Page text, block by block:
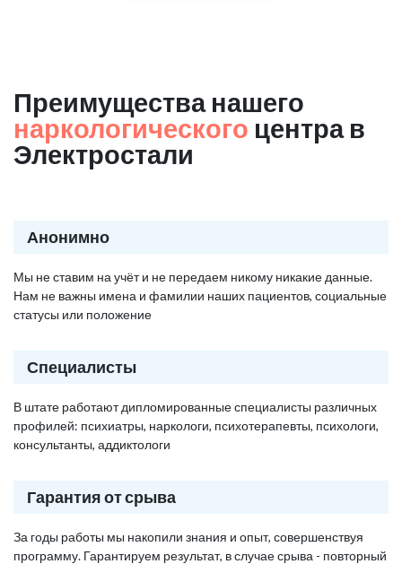
Преимущества нашего
наркологического центра в
Электростали
Анонимно
Мы не ставим на учёт и не передаем никому никакие данные.
Нам не важны имена и фамилии наших пациентов, социальные
статусы или положение
Специалисты
В штате работают дипломированные специалисты различных
профилей: психиатры, наркологи, психотерапевты, психологи,
консультанты, аддиктологи
Гарантия от срыва
За годы работы мы накопили знания и опыт, совершенствуя
программу. Гарантируем результат, в случае срыва - повторный